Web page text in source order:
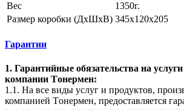
Вес
1350г.
Размер коробки (ДхШхВ) 345х120х205
Гарантии
1. Гарантийные обязательства на
компании Tонермен:
1.1. На все виды услуг и продуктов,
компанией Tонермен, предоставляется